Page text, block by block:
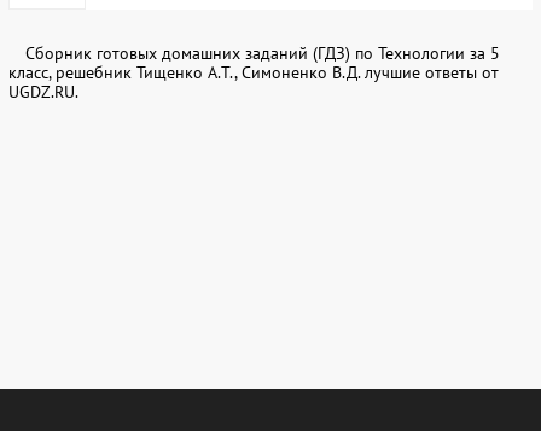
Сборник готовых домашних заданий (ГДЗ) по Технологии за 5
класс, решебник Тищенко А.Т., Симоненко В.Д. лучшие ответы от
UGDZ.RU.